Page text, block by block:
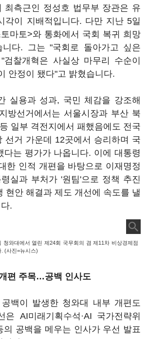
최측근인 정성호 법무부 장관은 유
각이 지배적입니다. 다만 지난 5일
마토>와 통화에서 국회 복귀 희망
니다. 그는 "국회로 돌아가고 싶은
검찰개혁은 사실상 마무리 수순이
안정이 됐다"고 밝혔습니다.
실용과 성과, 국민 체감을 강조해
방선거에서는 서울시장과 부산 북
일부 격전지에서 패했음에도 전국
선거 가운데 12곳에서 승리하며 국
다는 평가가 나옵니다. 이에 대통령
한 인적 개편을 바탕으로 이재명정
실과 부처가 '원팀'으로 정책 추진
현안 해결과 제도 개선에 속도를 낼
.
청와대에서 열린 제24회 국무회의 겸 제11차 비상경제점
(사진=뉴시스)
편 주목…공백 인사도
공백이 발생한 청와대 내부 개편도
은 AI미래기획수석·AI 국가전략위
의 공백을 메우는 인사가 우선 발표